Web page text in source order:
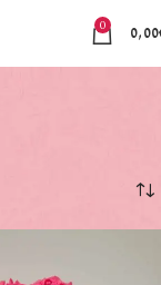
0
0,00